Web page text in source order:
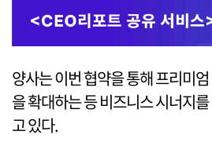
양사는 이번 협약을 통해 프리미
을 확대하는 등 비즈니스 시너지
고 있다.